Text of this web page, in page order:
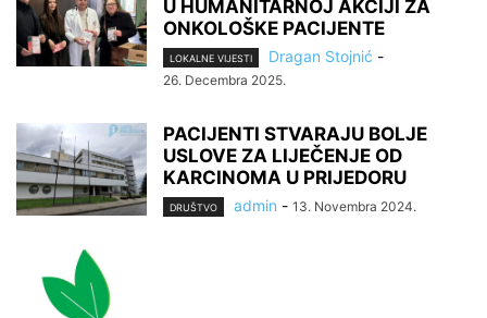
U HUMANITARNOJ AKCIJI ZA
ONKOLOŠKE PACIJENTE
LOKALNE VIJESTI Dragan Stojnić -
26. Decembra 2025.
PACIJENTI STVARAJU BOLJE
USLOVE ZA LIJEČENJE OD
KARCINOMA U PRIJEDORU
DRUŠTVO admin - 13. Novembra 2024.